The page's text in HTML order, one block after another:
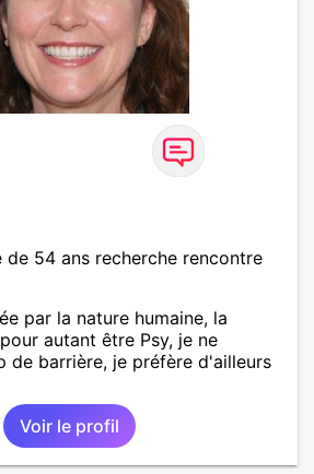
de 54 ans recherche rencontre
par la nature humaine, la
autant être Psy, je ne
de barrière, je préfère d'ailleurs
Voir le profil